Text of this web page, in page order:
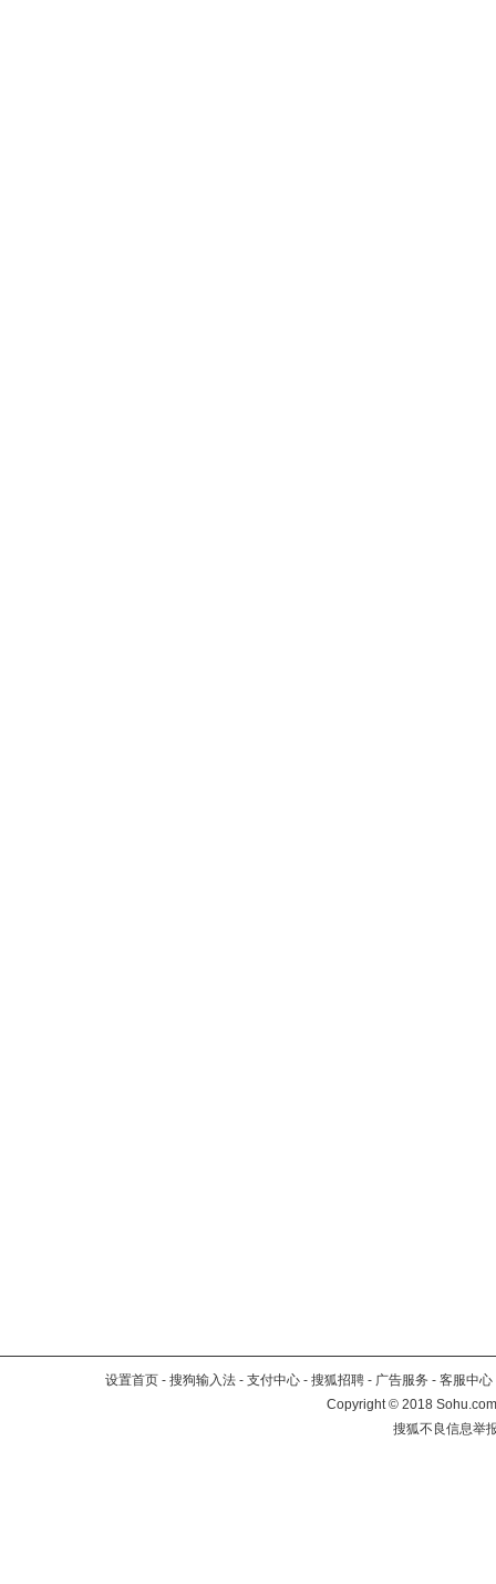
设置首页 - 搜狗输入法 - 支付中心 - 搜狐招聘 - 广告服务 - 客服中心
Copyright©2018
搜狐不良信息举